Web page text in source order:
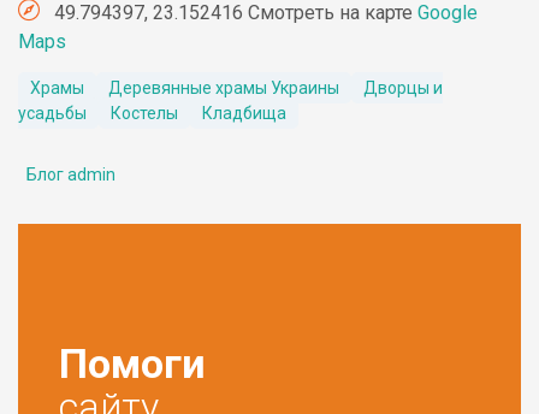
49.794397, 23.152416 Смотреть на карте Google
Maps
Храмы Деревянные храмы Украины
Дворцы и
усадьбы
Костелы Кладбища
Блог admin
Помоги